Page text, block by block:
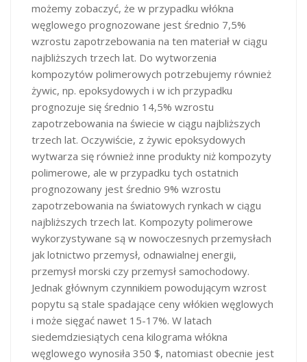
możemy zobaczyć, że w przypadku włókna
węglowego prognozowane jest średnio 7,5%
wzrostu zapotrzebowania na ten materiał w ciągu
najbliższych trzech lat. Do wytworzenia
kompozytów polimerowych potrzebujemy również
żywic, np. epoksydowych i w ich przypadku
prognozuje się średnio 14,5% wzrostu
zapotrzebowania na świecie w ciągu najbliższych
trzech lat. Oczywiście, z żywic epoksydowych
wytwarza się również inne produkty niż kompozyty
polimerowe, ale w przypadku tych ostatnich
prognozowany jest średnio 9% wzrostu
zapotrzebowania na światowych rynkach w ciągu
najbliższych trzech lat. Kompozyty polimerowe
wykorzystywane są w nowoczesnych przemysłach
jak lotnictwo przemysł, odnawialnej energii,
przemysł morski czy przemysł samochodowy.
Jednak głównym czynnikiem powodującym wzrost
popytu są stale spadające ceny włókien węglowych
i może sięgać nawet 15-17%. W latach
siedemdziesiątych cena kilograma włókna
węglowego wynosiła 350 $, natomiast obecnie jest